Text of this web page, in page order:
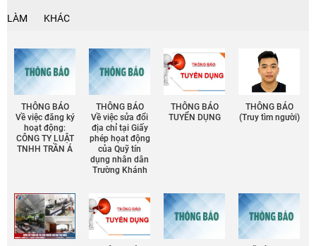
LÀM KHÁC
THÔNG BÁO
Về việc đăng ký
hoạt động:
CÔNG TY LUẬT
TNHH TRẦN Á
THÔNG BÁO
Về việc sửa đổi
địa chỉ tại Giấy
phép họat động
của Quỹ tín
dụng nhân dân
Trường Khánh
THÔNG BÁO
TUYỂN DỤNG
THÔNG BÁO
(Truy tìm người)